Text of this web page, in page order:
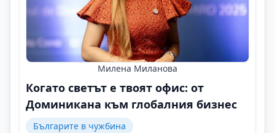
Милена Миланова
Когато светът е твоят офис: от
Доминикана към глобалния бизнес
Българите в чужбина